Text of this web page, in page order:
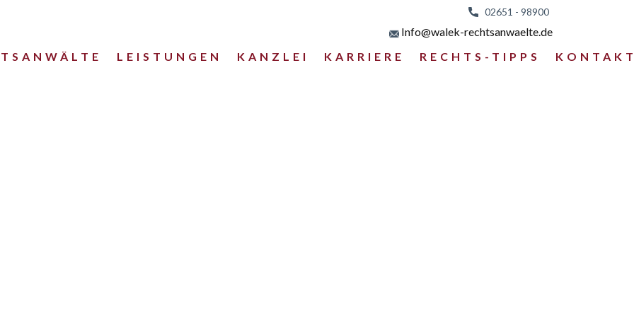
02651 - 98900
LEISTUNGEN KANZLEI KARRIERE RECHTS-TIPPS
Info@walek-rechtsanwaelte.de